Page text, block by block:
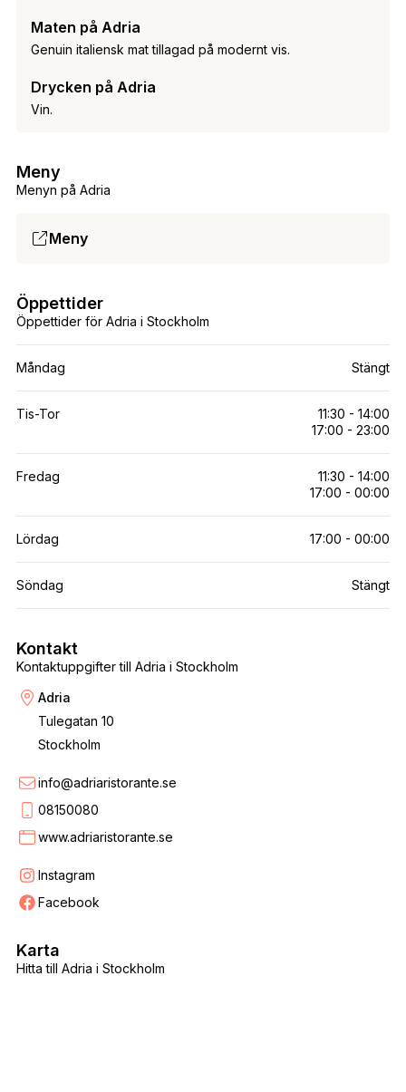
Maten på Adria
Genuin italiensk mat tillagad på modernt vis.
Drycken på Adria
Vin.
Menyn på Adria
Meny
Meny
Öppettider för Adria i Stockholm
Öppettider
Måndag Stängt
Tis-Tor
11:30 - 14:00
17:00 - 23:00
Fredag
11:30 - 14:00
17:00 - 00:00
Lördag 17:00 - 00:00
Söndag Stängt
Kontaktuppgifter till Adria i Stockholm
Kontakt
Adria
Tulegatan 10
Stockholm
info@adriaristorante.se
08150080
www.adriaristorante.se
Instagram
Facebook
Hitta till Adria i Stockholm
Karta